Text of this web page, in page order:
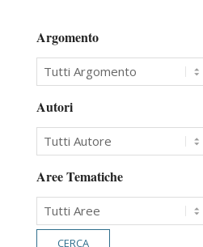
Argomento
Autori
Aree Tematiche